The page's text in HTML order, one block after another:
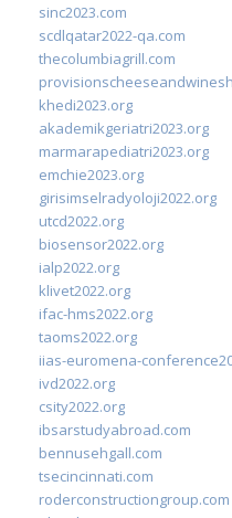
sinc2023.com
scdlqatar2022-qa.com
thecolumbiagrill.com
khedi2023.org
akademikgeriatri2023.org
marmarapediatri2023.org
emchie2023.org
girisimselradyoloji2022.org
utcd2022.org
biosensor2022.org
ialp2022.org
klivet2022.org
ifac-hms2022.org
taoms2022.org
iias-euromena-
ivd2022.org
csity2022.org
ibsarstudyabroad.com
bennusehgall.com
tsecincinnati.com
roderconstructiongroup.com